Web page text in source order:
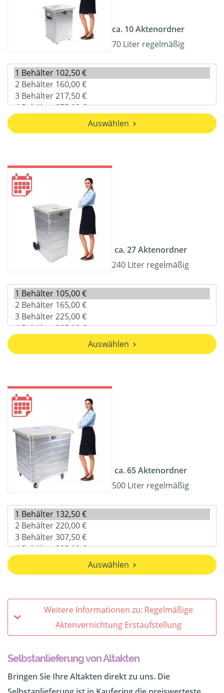
ca. 10 Aktenordner
70 Liter regelmäßig
Auswählen
ca. 27 Aktenordner
240 Liter regelmäßig
Auswählen
ca. 65 Aktenordner
500 Liter regelmäßig
Auswählen
Weitere Informationen zu: Regelmäßige
Aktenvernichtung Erstaufstellung
Selbstanlieferung von Altakten
Bringen Sie Ihre Altakten direkt zu uns. Die